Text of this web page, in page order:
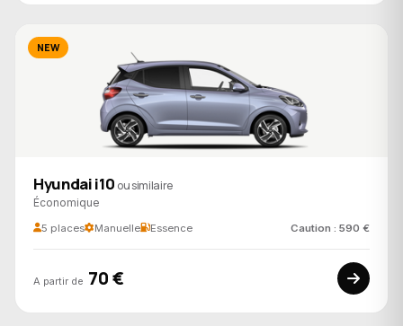
NEW
Hyundai i10 ou similaire
Économique
5 places Manuelle Essence Caution : 590 €
A partir de 70 €